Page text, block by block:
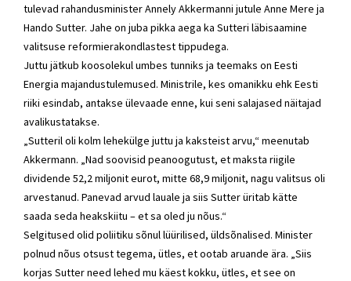
tulevad rahandusministerAnnely Akkermanni jutule Anne Mere ja
Hando Sutter. Jahe on juba pikka aega ka Sutteri läbisaamine
valitsuse reformierakondlastesttippudega.
Juttu jätkub koosolekul umbes tunniks ja teemaks on Eesti
Energia majandustulemused. Ministrile, kes omanikku ehk Eesti
riiki esindab, antakse ülevaade enne, kui seni salajased näitajad
avalikustatakse.
„Sutteril oli kolm lehekülge juttu ja kaksteist arvu,“ meenutab
Akkermann. „Nad soovisid peanoogutust, et maksta riigile
dividende 52,2 miljonit eurot, mitte 68,9 miljonit, nagu valitsus oli
arvestanud. Panevad arvud lauale ja siis Sutter üritab kätte
saada seda heakskiitu – et sa oled ju nõus.“
Selgitused olid poliitiku sõnul lüürilised, üldsõnalised. Minister
polnud nõus otsust tegema, ütles, et ootab aruande ära. „Siis
korjas Sutter need lehed mu käest kokku, ütles, et see on